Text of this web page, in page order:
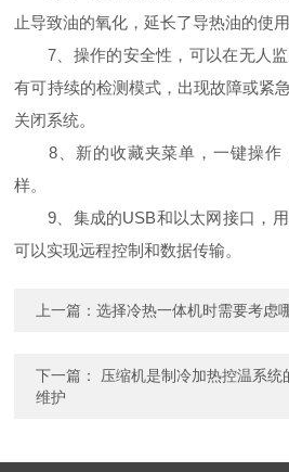
止导致油的氧化，延长了导热油的使用
7、操作的安全性，可以在无人监
有可持续的检测模式，出现故障或紧
关闭系统。
8、新的收藏夹菜单，一键操作
样。
9、集成的USB和以太网接口，用
可以实现远程控制和数据传输。
上一篇：选择冷热一体机时需要考虑
下一篇： 压缩机是制冷加热控温系
维护